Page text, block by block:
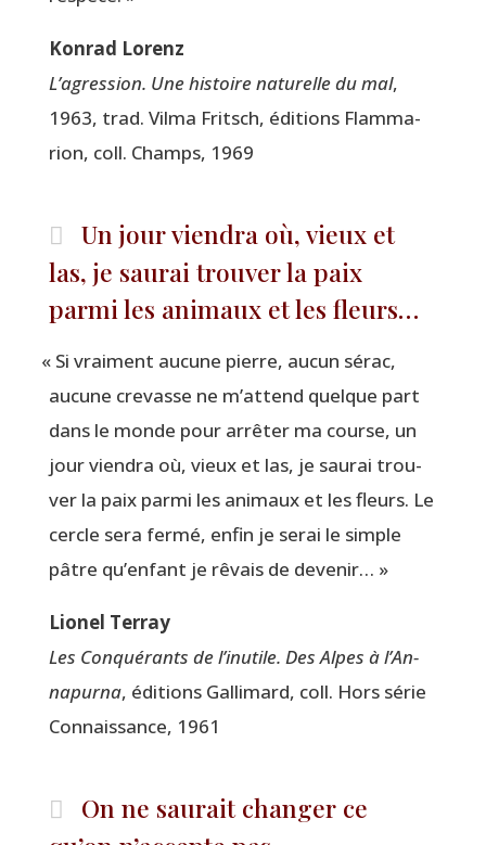
Kon­rad Lorenz
L’a­gres­sion. Une his­toire natu­relle du mal,
1963, trad. Vil­ma Fritsch, édi­tions Flam­ma­
rion, coll. Champs, 1969
Un jour viendra où, vieux et
las, je saurai trouver la paix
parmi les animaux et les fleurs…
« Si vrai­ment aucune pierre, aucun sérac,
aucune cre­vasse ne m’at­tend quelque part
dans le monde pour arrê­ter ma course, un
jour vien­dra où, vieux et las, je sau­rai trou­
ver la paix par­mi les ani­maux et les fleurs. Le
cercle sera fer­mé, enfin je serai le simple
pâtre qu’en­fant je rêvais de devenir… »
Lio­nel Terray
Les Conqué­rants de l’i­nu­tile. Des Alpes à l’An­
na­pur­na, édi­tions Gal­li­mard, coll. Hors série
Connais­sance, 1961
On ne saurait changer ce